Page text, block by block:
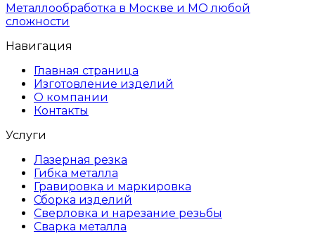
Металлообработка в Москве и МО любой
сложности
Навигация
Главная страница
Изготовление изделий
О компании
Контакты
Услуги
Лазерная резка
Гибка металла
Гравировка и маркировка
Сборка изделий
Сверловка и нарезание резьбы
Сварка металла